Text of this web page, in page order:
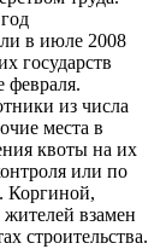
в июле 2008
государств
февраля.
из числа
места в
квоты на их
или по
Коргиной,
взамен
строительства.